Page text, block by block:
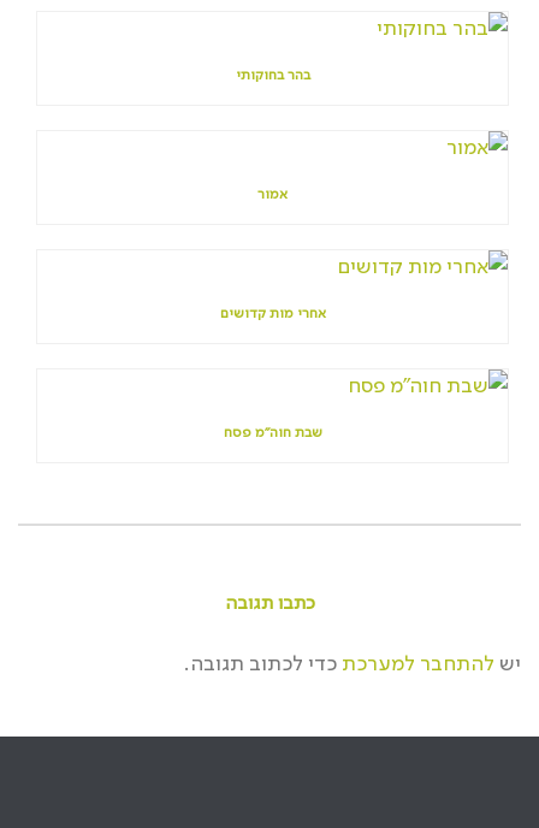
בהר בחוקותי
אמור
אחרי מות קדושים
שבת חוה"מ פסח
כתבו תגובה
יש להתחבר למערכת כדי לכתוב תגובה.